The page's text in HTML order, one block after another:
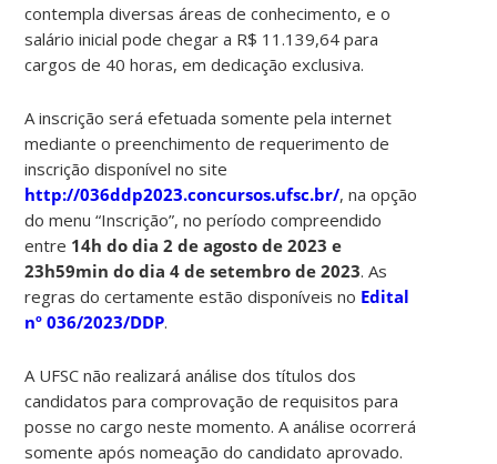
contempla diversas áreas de conhecimento, e o
salário inicial pode chegar a R$ 11.139,64 para
cargos de 40 horas, em dedicação exclusiva.
A inscrição será efetuada somente pela internet
mediante o preenchimento de requerimento de
inscrição disponível no site
http://036ddp2023.concursos.ufsc.br/, na opção
do menu “Inscrição”, no período compreendido
entre 14h do dia 2 de agosto de 2023 e
23h59min do dia 4 de setembro de 2023. As
regras do certamente estão disponíveis no Edital
nº 036/2023/DDP.
A UFSC não realizará análise dos títulos dos
candidatos para comprovação de requisitos para
posse no cargo neste momento. A análise ocorrerá
somente após nomeação do candidato aprovado.